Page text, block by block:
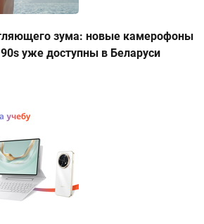
зума: новые камерофоны
уже доступны в Беларуси